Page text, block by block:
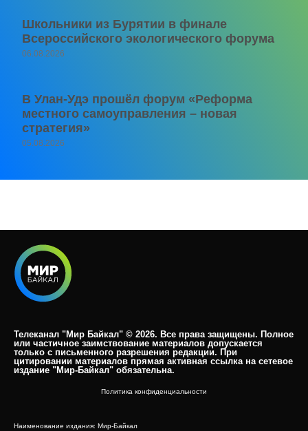
Школьники из Бурятии в финале
Всероссийского экологического форума
06.08.2026
В Улан-Удэ прошёл форум «Реформа
местного самоуправления – новая
стратегия»
05.08.2026
Телеканал "Мир Байкал" © 2026. Все права защищены. Полное
или частичное заимствование материалов допускается
только с письменного разрешения редакции. При
цитировании материалов прямая активная ссылка на сетевое
издание "Мир-Байкал" обязательна.​
Политика конфиденциальности
Наименование издания: Мир-Байкал